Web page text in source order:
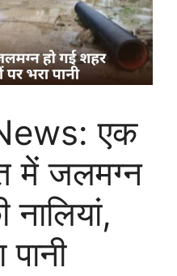
एक
में जलमग्न